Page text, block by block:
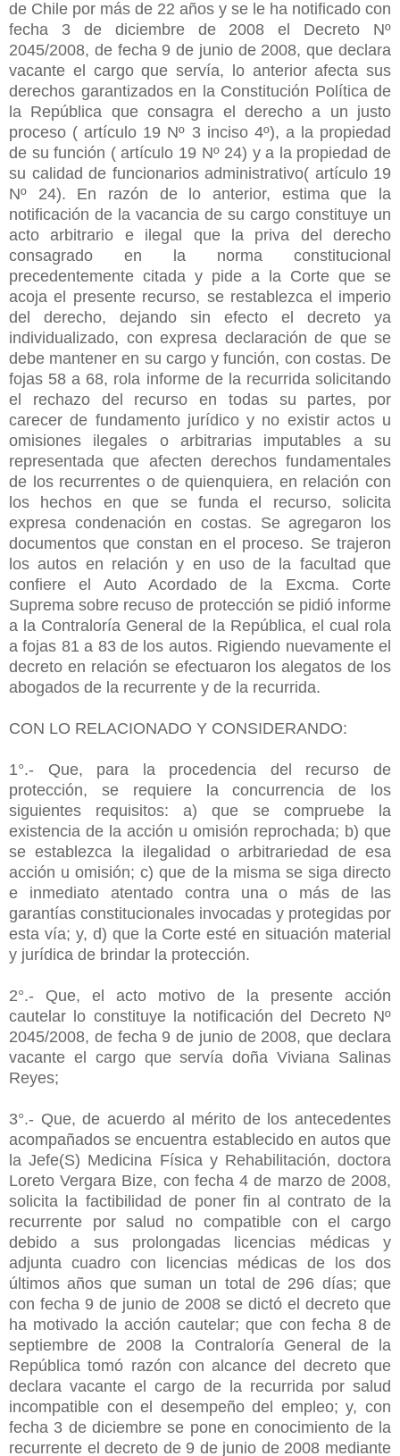
de Chile por más de 22 años y se le ha notificado con
fecha 3 de diciembre de 2008 el Decreto Nº
2045/2008, de fecha 9 de junio de 2008, que declara
vacante el cargo que servía, lo anterior afecta sus
derechos garantizados en la Constitución Política de
la República que consagra el derecho a un justo
proceso ( artículo 19 Nº 3 inciso 4º), a la propiedad
de su función ( artículo 19 Nº 24) y a la propiedad de
su calidad de funcionarios administrativo( artículo 19
Nº 24). En razón de lo anterior, estima que la
notificación de la vacancia de su cargo constituye un
acto arbitrario e ilegal que la priva del derecho
consagrado en la norma constitucional
precedentemente citada y pide a la Corte que se
acoja el presente recurso, se restablezca el imperio
del derecho, dejando sin efecto el decreto ya
individualizado, con expresa declaración de que se
debe mantener en su cargo y función, con costas. De
fojas 58 a 68, rola informe de la recurrida solicitando
el rechazo del recurso en todas su partes, por
carecer de fundamento jurídico y no existir actos u
omisiones ilegales o arbitrarias imputables a su
representada que afecten derechos fundamentales
de los recurrentes o de quienquiera, en relación con
los hechos en que se funda el recurso, solicita
expresa condenación en costas. Se agregaron los
documentos que constan en el proceso. Se trajeron
los autos en relación y en uso de la facultad que
confiere el Auto Acordado de la Excma. Corte
Suprema sobre recuso de protección se pidió informe
a la Contraloría General de la República, el cual rola
a fojas 81 a 83 de los autos. Rigiendo nuevamente el
decreto en relación se efectuaron los alegatos de los
abogados de la recurrente y de la recurrida.
CON LO RELACIONADO Y CONSIDERANDO:
1°.- Que, para la procedencia del recurso de
protección, se requiere la concurrencia de los
siguientes requisitos: a) que se compruebe la
existencia de la acción u omisión reprochada; b) que
se establezca la ilegalidad o arbitrariedad de esa
acción u omisión; c) que de la misma se siga directo
e inmediato atentado contra una o más de las
garantías constitucionales invocadas y protegidas por
esta vía; y, d) que la Corte esté en situación material
y jurídica de brindar la protección.
2°.- Que, el acto motivo de la presente acción
cautelar lo constituye la notificación del Decreto Nº
2045/2008, de fecha 9 de junio de 2008, que declara
vacante el cargo que servía doña Viviana Salinas
Reyes;
3°.- Que, de acuerdo al mérito de los antecedentes
acompañados se encuentra establecido en autos que
la Jefe(S) Medicina Física y Rehabilitación, doctora
Loreto Vergara Bize, con fecha 4 de marzo de 2008,
solicita la factibilidad de poner fin al contrato de la
recurrente por salud no compatible con el cargo
debido a sus prolongadas licencias médicas y
adjunta cuadro con licencias médicas de los dos
últimos años que suman un total de 296 días; que
con fecha 9 de junio de 2008 se dictó el decreto que
ha motivado la acción cautelar; que con fecha 8 de
septiembre de 2008 la Contraloría General de la
República tomó razón con alcance del decreto que
declara vacante el cargo de la recurrida por salud
incompatible con el desempeño del empleo; y, con
fecha 3 de diciembre se pone en conocimiento de la
recurrente el decreto de 9 de junio de 2008 mediante